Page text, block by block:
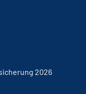
2026